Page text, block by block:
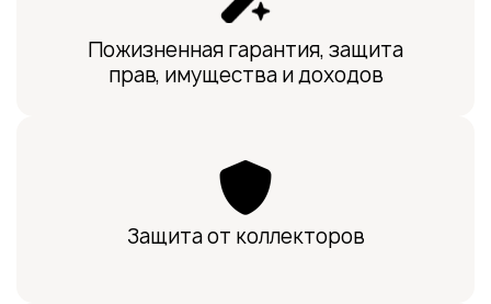
Пожизненная гарантия, защита
прав, имущества и доходов
Защита от коллекторов